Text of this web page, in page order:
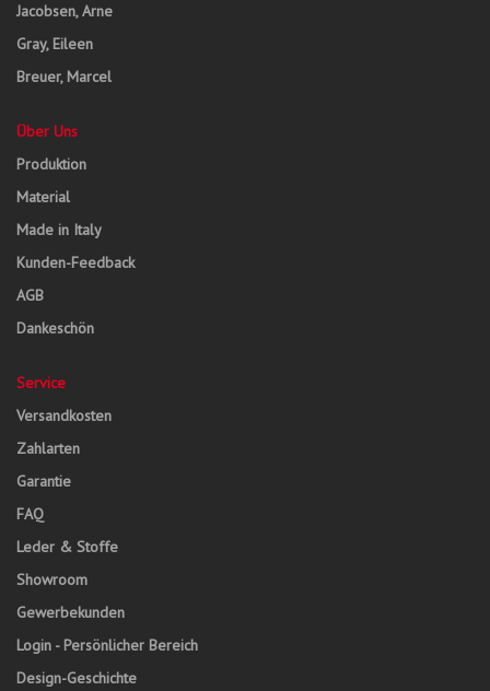
Jacobsen, Arne
Gray, Eileen
Breuer, Marcel
Über Uns
Produktion
Material
Made in Italy
Kunden-Feedback
AGB
Dankeschön
Service
Versandkosten
Zahlarten
Garantie
FAQ
Leder & Stoffe
Showroom
Gewerbekunden
Login - Persönlicher Bereich
Design-Geschichte